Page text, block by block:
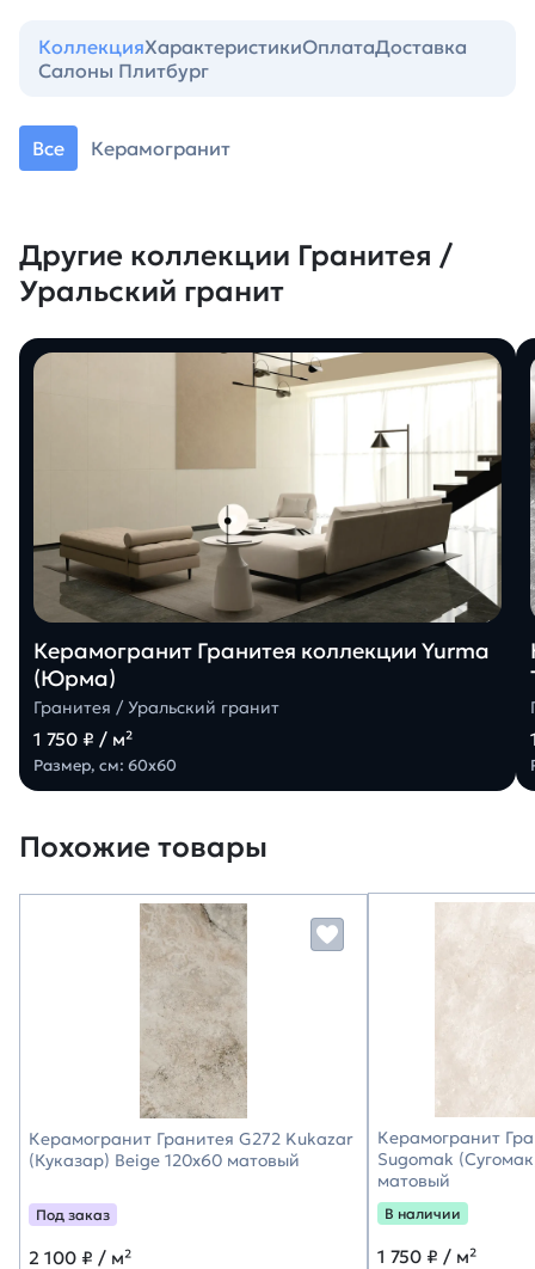
КоллекцияХарактеристикиОплатаДоставка
Салоны Плитбург
Все Керамогранит
Другие коллекции Гранитея /
Уральский гранит
Керамогранит Гранитея коллекции Yurma
(Юрма)
Гранитея / Уральский гранит
1 750 ₽ / м²
Размер, см: 60х60
Похожие товары
Керамогранит Гранитея G272 Kukazar
(Куказар) Beige 120х60 матовый
Под заказ
2 100 ₽ / м²
Керамогранит
Sugomak
матовый
В наличии
1 750 ₽ / м²